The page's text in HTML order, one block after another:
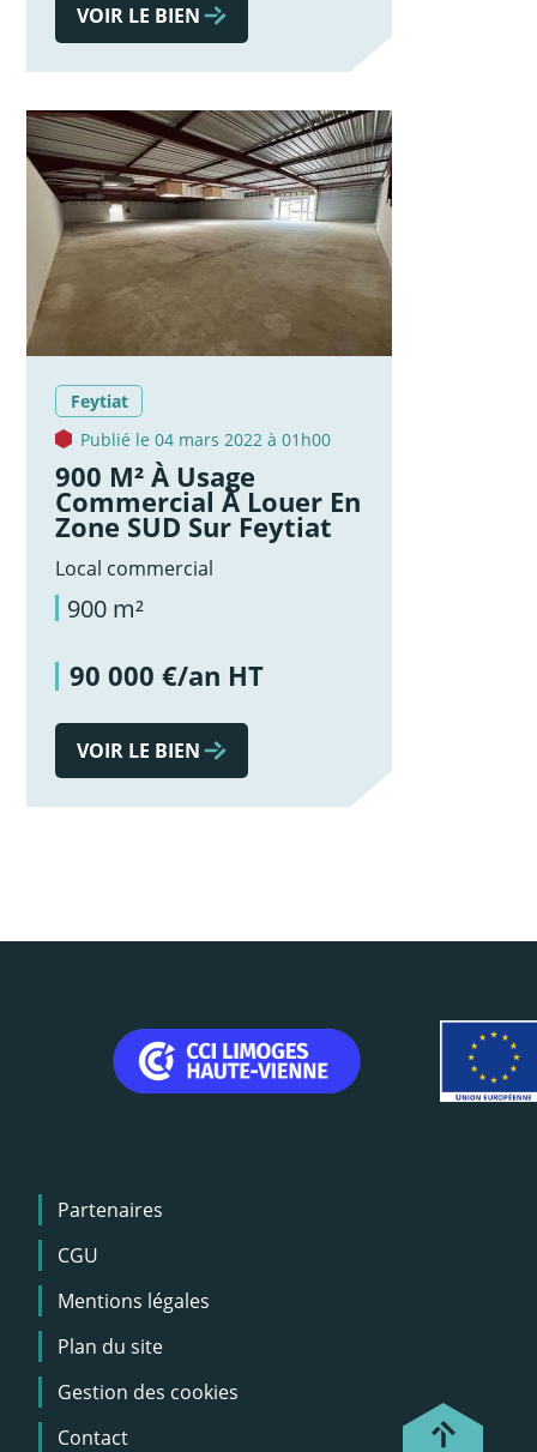
VOIR LE BIEN
Feytiat
Publié le 04 mars 2022 à 01h00
900 M² À Usage
Commercial À Louer En
Zone SUD Sur Feytiat
Local commercial
900 m²
90 000 €/an HT
VOIR LE BIEN
Menu
Pied
de
page
Partenaires
CGU
Mentions légales
Plan du site
Gestion des cookies
Contact